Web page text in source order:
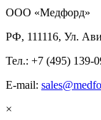
ООО «Медфорд»
РФ, 111116, Ул.
Тел.: +7 (495) 139-
E-mail:
×